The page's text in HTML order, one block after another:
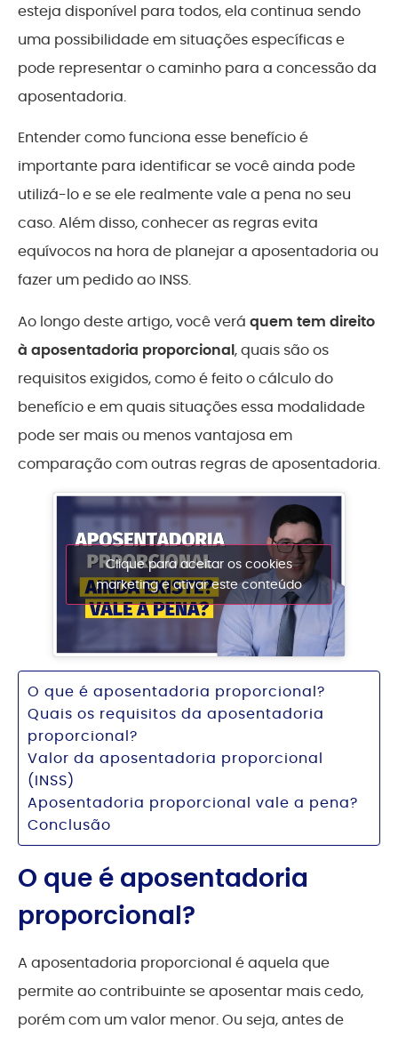
esteja disponível para todos, ela continua sendo
uma possibilidade em situações específicas e
pode representar o caminho para a concessão da
aposentadoria.
Entender como funciona esse benefício é
importante para identificar se você ainda pode
utilizá-lo e se ele realmente vale a pena no seu
caso. Além disso, conhecer as regras evita
equívocos na hora de planejar a aposentadoria ou
fazer um pedido ao INSS.
Ao longo deste artigo, você verá quem tem direito
à aposentadoria proporcional, quais são os
requisitos exigidos, como é feito o cálculo do
benefício e em quais situações essa modalidade
pode ser mais ou menos vantajosa em
comparação com outras regras de aposentadoria.
Clique para aceitar os cookies
marketing e ativar este conteúdo
O que é aposentadoria proporcional?
Quais os requisitos da aposentadoria
proporcional?
Valor da aposentadoria proporcional
(INSS)
Aposentadoria proporcional vale a pena?
Conclusão
O que é aposentadoria
proporcional?
A aposentadoria proporcional é aquela que
permite ao contribuinte se aposentar mais cedo,
porém com um valor menor. Ou seja, antes de